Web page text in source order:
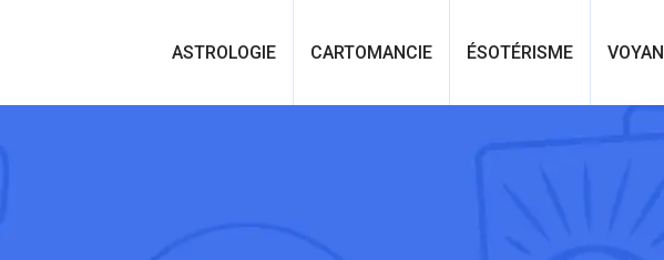
ASTROLOGIE CARTOMANCIE ÉSOTÉRISME